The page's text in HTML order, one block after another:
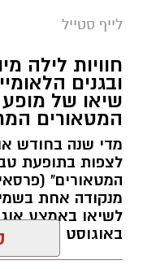
לייף סטייל
חוויות לילה
ובגנים
שיאו של
המטאורים
מדי שנה בחודש
לצפות בתופעת
המטאורים"
מנקודה אחת
באוגוסט 2026.